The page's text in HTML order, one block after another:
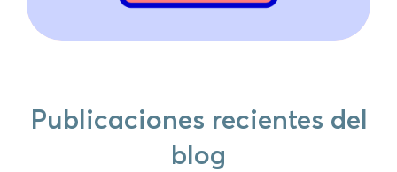
Publicaciones recientes del
blog